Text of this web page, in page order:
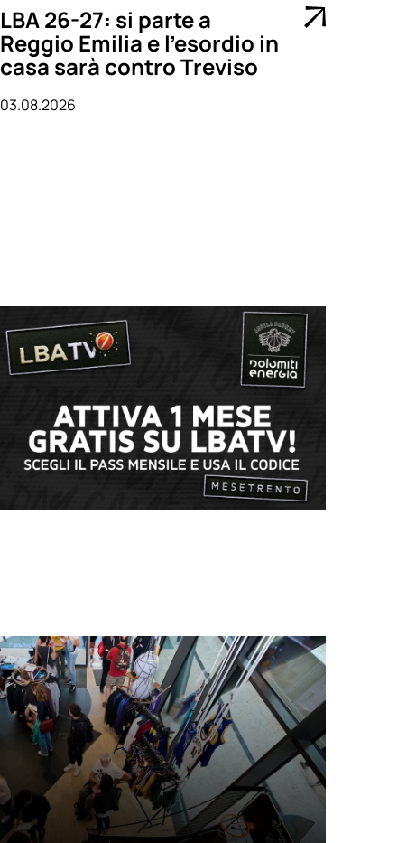
LBA 26-27: si parte a
Reggio Emilia e l’esordio in
casa sarà contro Treviso
03.08.2026